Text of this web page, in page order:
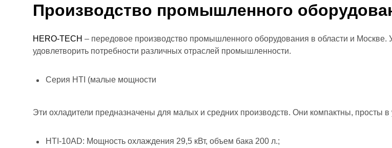
Производство промышленного
HERO-TECH – передовое производство промышленного оборудования в области и
удовлетворить потребности различных отраслей промышленности.
Серия HTI (малые мощности
Эти охладители предназначены для малых и средних производств. Они компактны, просты в
HTI-10AD: Мощность охлаждения 29,5 кВт, объем бака 200 л.;